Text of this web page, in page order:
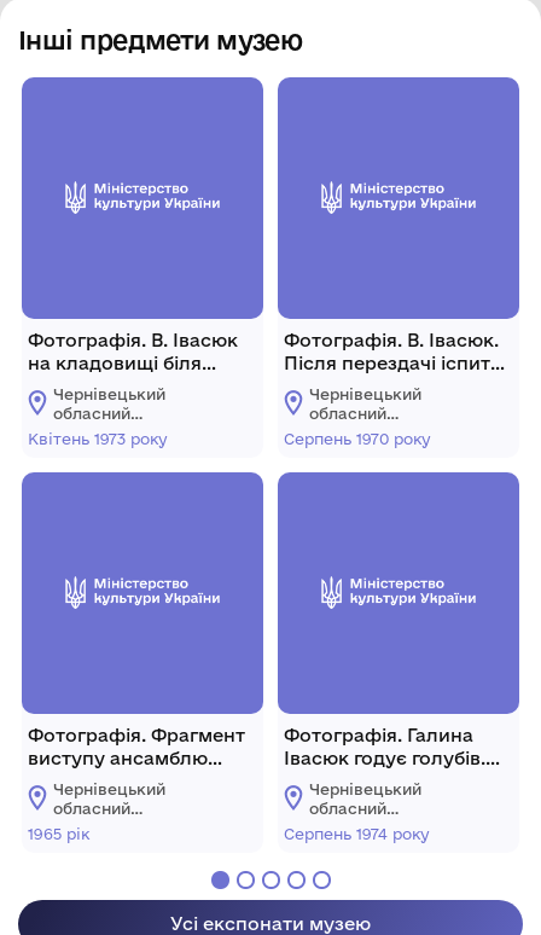
Інші предмети музею
Фотографія. В. Івасюк
на кладовищі біля
могили В. Гнатюка.
Квітень 1973 року.
Чернівецький
обласний
меморіальний музей
Володимира Івасюка
Квітень 1973 року
Фотографія. Фрагмент
виступу ансамблю
«Буковинка». 1965 рік.
Чернівецький
обласний
меморіальний музей
Володимира Івасюка
1965 рік
Фотографія. В. Івасюк.
Після перездачі іспиту
з пат-фізіології.
Серпень 1970 року.
Чернівецький
обласний
меморіальний музей
Володимира Івасюка
Серпень 1970 року
Фотографія. Галина
Івасюк годує голубів.
Краків. Площа ринок.
Серпень 1974 року
Чернівецький
обласний
меморіальний музей
Володимира Івасюка
Серпень 1974 року
Усі експонати музею